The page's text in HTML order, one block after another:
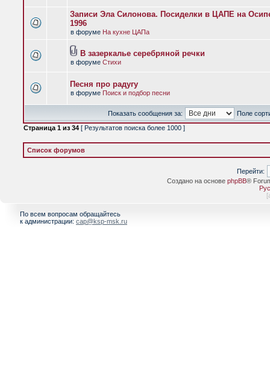
Записи Эла Силонова. Посиделки в ЦАПЕ на
1996
в форуме На кухне ЦАПа
В зазеркалье серебряной речки
в форуме Стихи
Песня про радугу
в форуме Поиск и подбор песни
Показать сообщения за:
Поле
Страница 1 из 34 [ Результатов поиска более 1000 ]
Список форумов
Перейти:
Создано на основе phpBB®
[
По всем вопросам обращайтесь
к администрации: cap@ksp-msk.ru